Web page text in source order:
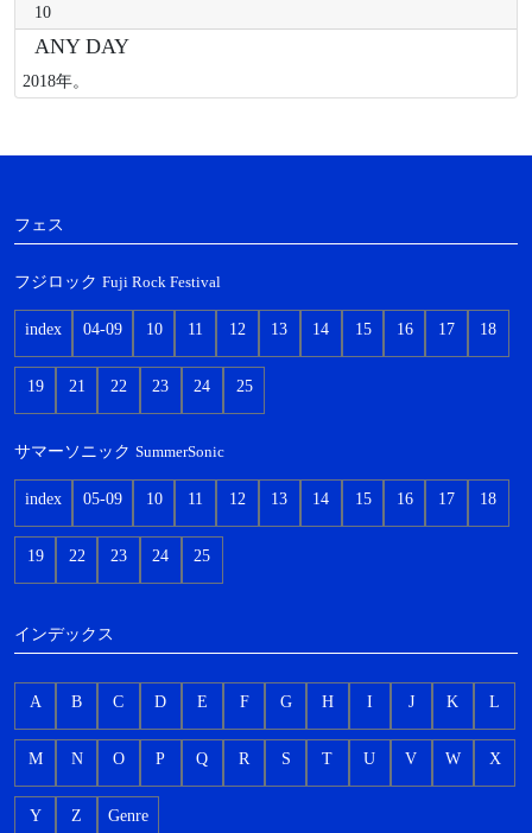
10
ANY DAY
2018年。
フェス
フジロック Fuji Rock Festival
index 04-09 10 11 12 13 14 15 16 17 18
19 21 22 23 24 25
サマーソニック SummerSonic
index 05-09 10 11 12 13 14 15 16 17 18
19 22 23 24 25
インデックス
A B C D E F G H I J K L
M N O P Q R S T U V W X
Y Z Genre